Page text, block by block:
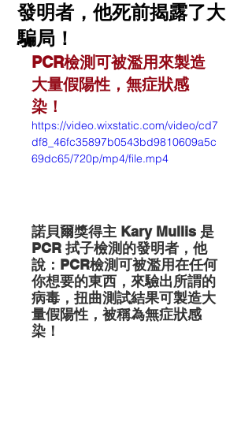
發明者，他死前揭露了大
騙局！
PCR檢測可被濫用來製造
大量假陽性，無症狀感
染！
https://video.wixstatic.com/video/cd7
df8_46fc35897b0543bd9810609a5c
69dc65/720p/mp4/file.mp4
諾貝爾獎得主 Kary Mullis 是
PCR 拭子檢測的發明者，他
說：PCR檢測可被濫用在任何
你想要的東西，來驗出所謂的
病毒，扭曲測試結果可製造大
量假陽性，被稱為無症狀感
染！